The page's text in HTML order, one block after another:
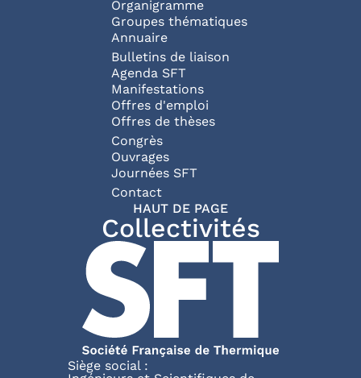
Organigramme
Groupes thématiques
Annuaire
Bulletins de liaison
Agenda SFT
Manifestations
Offres d'emploi
Offres de thèses
Congrès
Ouvrages
Journées SFT
Pied de page
Contact
HAUT DE PAGE
Collectivités
Siège social :